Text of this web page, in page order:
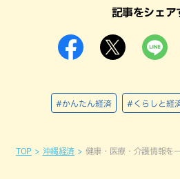
記事をシェア
#かんたん経済 #くらしと経
TOP 沖縄経済 健康・医療・介護情報を